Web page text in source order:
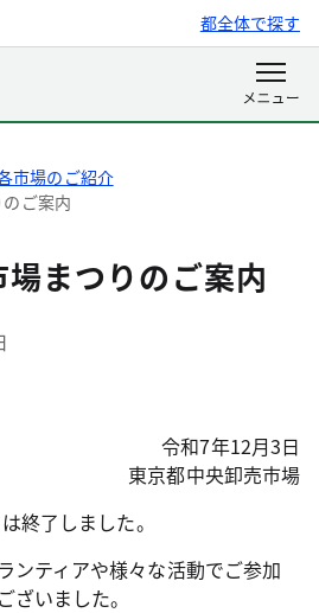
都全体で探す
市場のご紹介
ご案内
まつりのご案内
令和7年12月3日
東京都中央卸売市場
終了しました。
ンティアや様々な活動でご参加
ざいました。